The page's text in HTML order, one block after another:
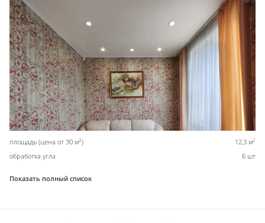
площадь (цена от 30 м2) 12,3 м2
обработка угла 6 шт
Показать полный список